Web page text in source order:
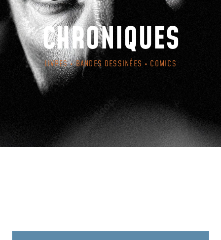
CHRONIQUES
LIVRES • BANDES DESSINÉES • COMICS